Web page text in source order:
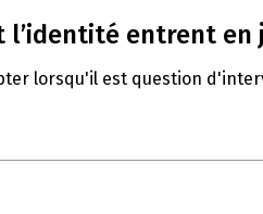
l’identité entrent en
lorsqu'il est question